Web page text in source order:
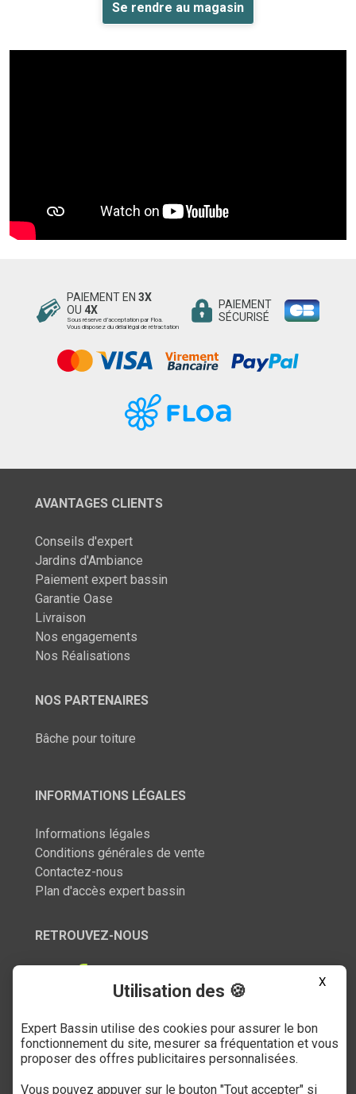
Se rendre au magasin
PAIEMENT EN 3X
OU 4X
Sous réserve d’acceptation par Floa.
Vous disposez du délai légal de rétractation
PAIEMENT
SÉCURISÉ
AVANTAGES CLIENTS
Conseils d'expert
Jardins d'Ambiance
Paiement expert bassin
Garantie Oase
Livraison
Nos engagements
Nos Réalisations
NOS PARTENAIRES
Bâche pour toiture
INFORMATIONS LÉGALES
Informations légales
Conditions générales de vente
Contactez-nous
Plan d'accès expert bassin
RETROUVEZ-NOUS
SERVICE CLIENT
03 27 89 21 52
X
Utilisation des 🍪
Expert Bassin utilise des cookies pour assurer le bon
fonctionnement du site, mesurer sa fréquentation et vous
proposer des offres publicitaires personnalisées.
Vous pouvez appuyer sur le bouton "Tout accepter" si